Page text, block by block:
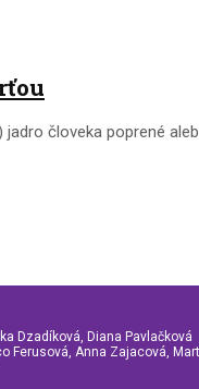
človeka poprené
Dzadíková, Diana Pavlačková
Ferusová, Anna Zajacová,